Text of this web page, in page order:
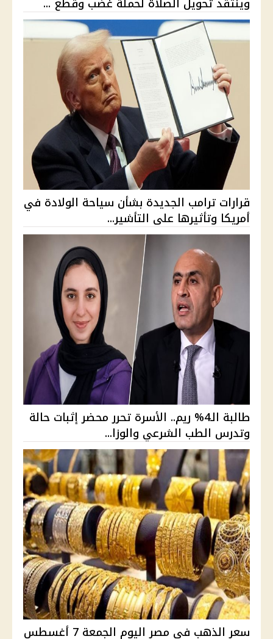
قرارات ترامب الجديدة بشأن سياحة الولادة في
أمريكا وتأثيرها على التأشير...
طالبة الـ4% ريم.. الأسرة تحرر محضر إثبات حالة
وتدرس الطب الشرعي والوزا...
سعر الذهب في مصر اليوم الجمعة 7 أغسطس